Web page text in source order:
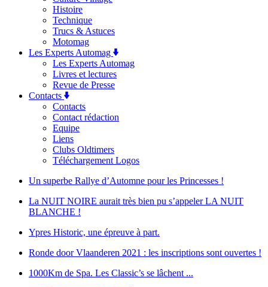
Histoire
Technique
Trucs & Astuces
Motomag
Les Experts Automag
Les Experts Automag
Livres et lectures
Revue de Presse
Contacts
Contacts
Contact rédaction
Equipe
Liens
Clubs Oldtimers
Téléchargement Logos
Un superbe Rallye d’Automne pour les Princesses !
La NUIT NOIRE aurait très bien pu s’appeler LA NUIT
BLANCHE !
Ypres Historic, une épreuve à part.
Ronde door Vlaanderen 2021 : les inscriptions sont ouvertes !
1000Km de Spa. Les Classic’s se lâchent ...